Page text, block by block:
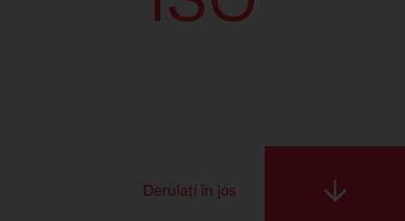
Derulați în jos